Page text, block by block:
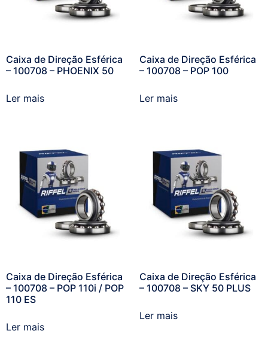
Caixa de Direção Esférica
– 100708 – PHOENIX 50
Ler mais
Caixa de Direção Esférica
– 100708 – POP 100
Ler mais
Caixa de Direção Esférica
– 100708 – POP 110i / POP
110 ES
Ler mais
Caixa de Direção Esférica
– 100708 – SKY 50 PLUS
Ler mais